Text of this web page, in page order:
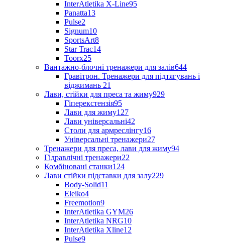
InterAtletika X-Line95
Panatta13
Pulse2
Signum10
SportsArt8
Star Trac14
Toorx25
Вантажно-блочні тренажери для залів644
Гравітрон. Тренажери для підтягувань і
віджимань 21
Лави, стійки для преса та жиму929
Гіперекстензія95
Лави для жиму127
Лави універсальні42
Столи для армреслінгу16
Універсальні тренажери27
Тренажери для преса, лави для жиму94
Гідравлічні тренажери22
Комбіновані станки124
Лави стійки підставки для залу229
Body-Solid11
Eleiko4
Freemotion9
InterAtletika GYM26
InterAtletika NRG10
InterAtletika Xline12
Pulse9